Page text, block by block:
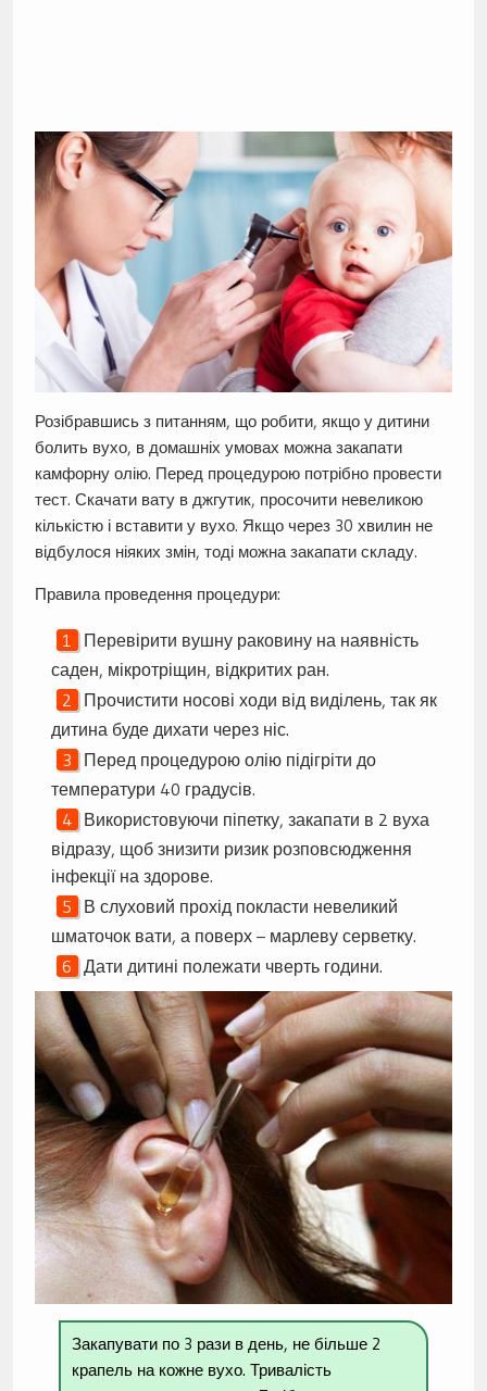
Розібравшись з питанням, що робити, якщо у дитини
болить вухо, в домашніх умовах можна закапати
камфорну олію. Перед процедурою потрібно провести
тест. Скачати вату в джгутик, просочити невеликою
кількістю і вставити у вухо. Якщо через 30 хвилин не
відбулося ніяких змін, тоді можна закапати складу.
Правила проведення процедури:
Перевірити вушну раковину на наявність
саден, мікротріщин, відкритих ран.
Прочистити носові ходи від виділень, так як
дитина буде дихати через ніс.
Перед процедурою олію підігріти до
температури 40 градусів.
Використовуючи піпетку, закапати в 2 вуха
відразу, щоб знизити ризик розповсюдження
інфекції на здорове.
В слуховий прохід покласти невеликий
шматочок вати, а поверх – марлеву серветку.
Дати дитині полежати чверть години.
Закапувати по 3 рази в день, не більше 2
крапель на кожне вухо. Тривалість